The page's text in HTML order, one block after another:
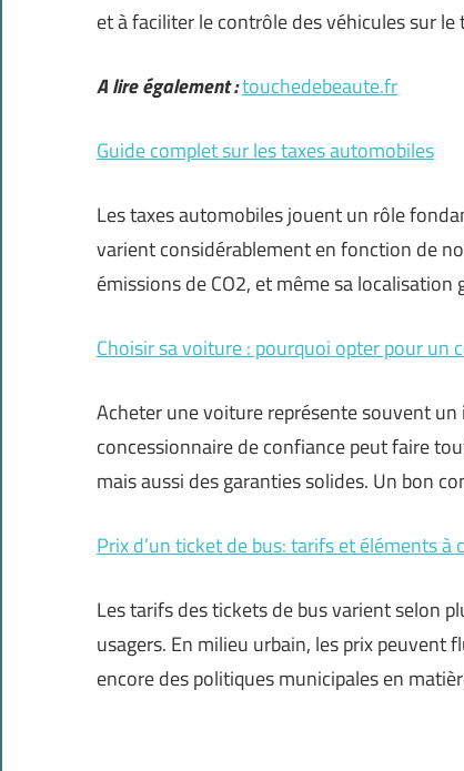
et à faciliter le contrôle des véhicules sur le
A lire également :touchedebeaute.fr
Guide complet sur les taxes automobiles
Les taxes automobiles jouent un rôle
varient considérablement en fonction de
émissions de CO2, et même sa localisation
Choisir sa voiture : pourquoi opter pour un
Acheter une voiture représente souvent
concessionnaire de confiance peut faire
mais aussi des garanties solides. Un bon
Prix d’un ticket de bus: tarifs et éléments à
Les tarifs des tickets de bus varient selon
usagers. En milieu urbain, les prix
encore des politiques municipales en